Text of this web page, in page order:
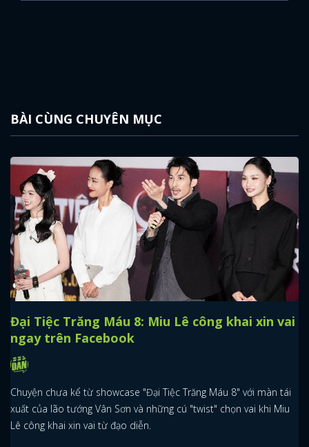
BÀI CÙNG CHUYÊN MỤC
Đại Tiệc Trăng Máu 8: Miu Lê công khai xin vai
ngay trên Facebook
Chuyện chưa kể từ showcase "Đại Tiệc Trăng Máu 8" với màn tái
xuất của lão tướng Vân Sơn và những cú "twist" chọn vai khi Miu
Lê công khai xin vai từ đạo diễn.